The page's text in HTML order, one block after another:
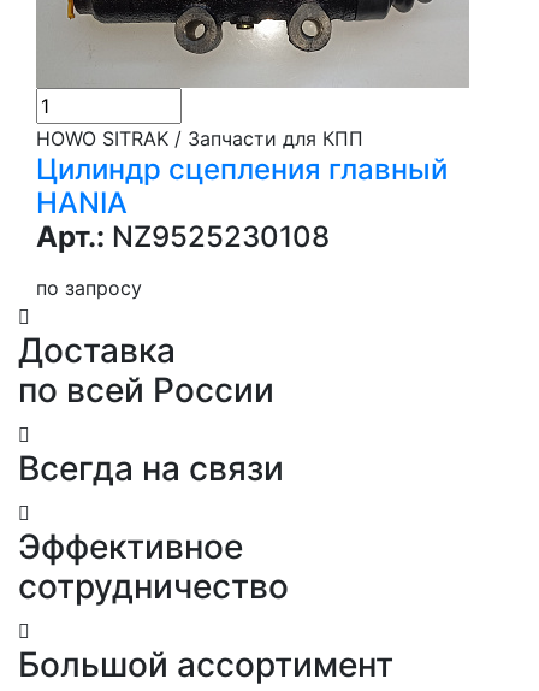
HOWO SITRAK / Запчасти для КПП
Цилиндр сцепления главный
HANIA
Арт.: NZ9525230108
по запросу
Доставка
по всей России
Всегда на связи
Эффективное
сотрудничество
Большой ассортимент